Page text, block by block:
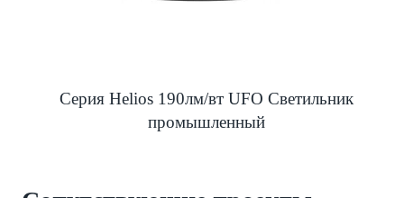
Серия Helios 190лм/вт UFO Светильник
промышленный